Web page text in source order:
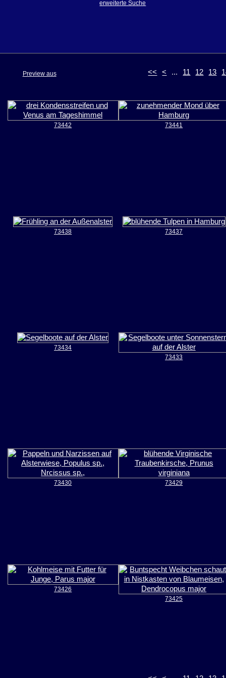
erweiterte Suche
<< < ... 11 12 13
Preview aus
73442 73441
73438 73437
73434
73433
73430 73429
73426
73425